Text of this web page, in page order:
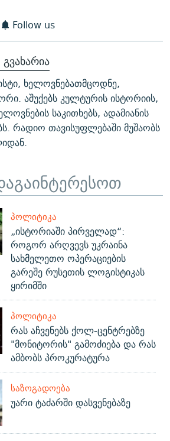
Follow us
ხელოვნებათმცოდნე,
აშუქებს კულტურის ისტორიის,
საკითხებს, ადამიანის
რადიო თავისუფლებაში მუშაობს
ᲞᲝᲚᲘᲢᲘᲙᲐ
„ისტორიაში პირველად“:
როგორ არღვევს უკრაინა
სახმელეთო ოპერაციების
გარეშე რუსეთის ლოგისტიკას
ყირიმში
ᲞᲝᲚᲘᲢᲘᲙᲐ
რას აჩვენებს ქოლ-ცენტრებზე
"მონიტორის" გამოძიება და რას
ამბობს პროკურატურა
ᲡᲐᲖᲝᲒᲐᲓᲝᲔᲑᲐ
უარი ტაძარში დასვენებაზე